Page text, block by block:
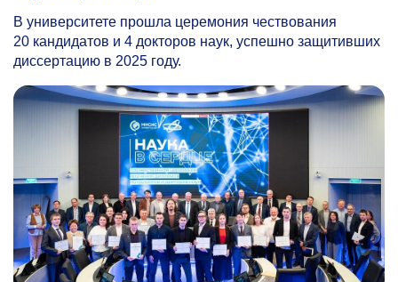
В университете прошла церемония чествования
20 кандидатов и 4 докторов наук, успешно защитивших
диссертацию в 2025 году.